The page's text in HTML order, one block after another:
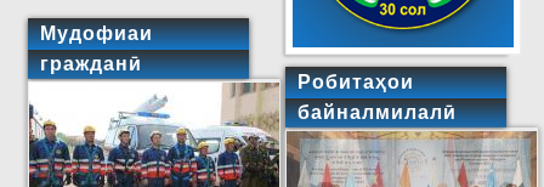
Мудофиаи
гражданӣ
Робитаҳои
байналмилалӣ